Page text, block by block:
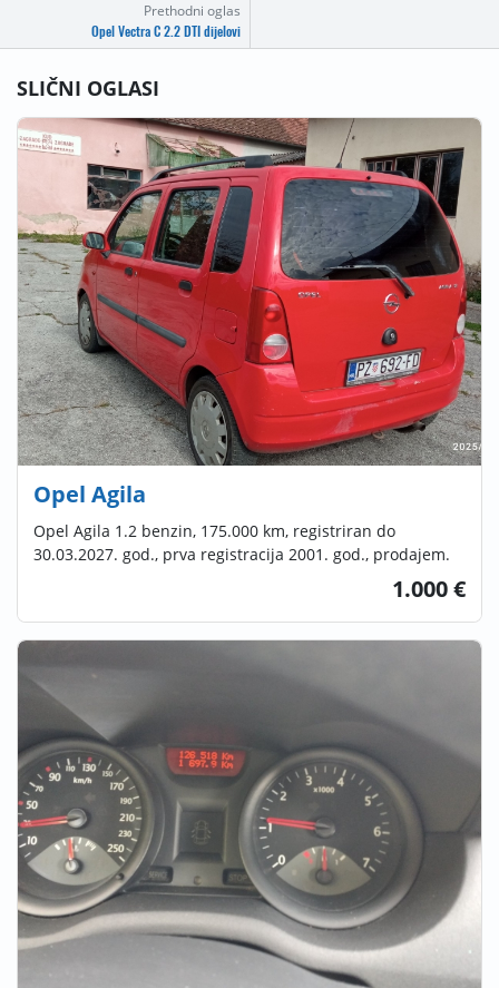
Prethodni oglas
Opel Vectra C 2.2 DTI dijelovi
SLIČNI OGLASI
Opel Agila
Opel Agila 1.2 benzin, 175.000 km, registriran do
30.03.2027. god., prva registracija 2001. god., prodajem.
1.000 €